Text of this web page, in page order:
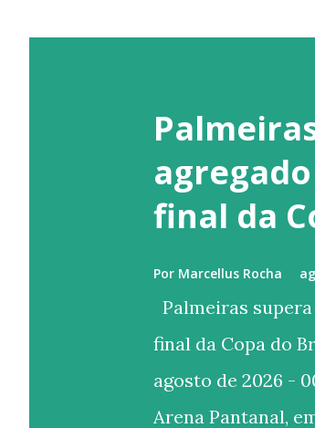
final da
Por Marcellus Rocha
Palmeiras
final da Copa do
agosto de 2026 -
Arena Pantanal,